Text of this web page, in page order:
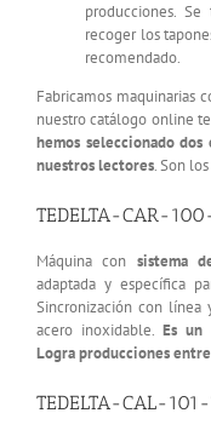
producciones.
recoger los
recomendado.
Fabricamos maquinarias
nuestro catálogo online
hemos seleccionado
nuestros lectores. Son
TEDELTA-CAR-
Máquina con sistema
adaptada y específica
Sincronización con línea
acero inoxidable.Es un
Logra producciones
TEDELTA-CAL-101-